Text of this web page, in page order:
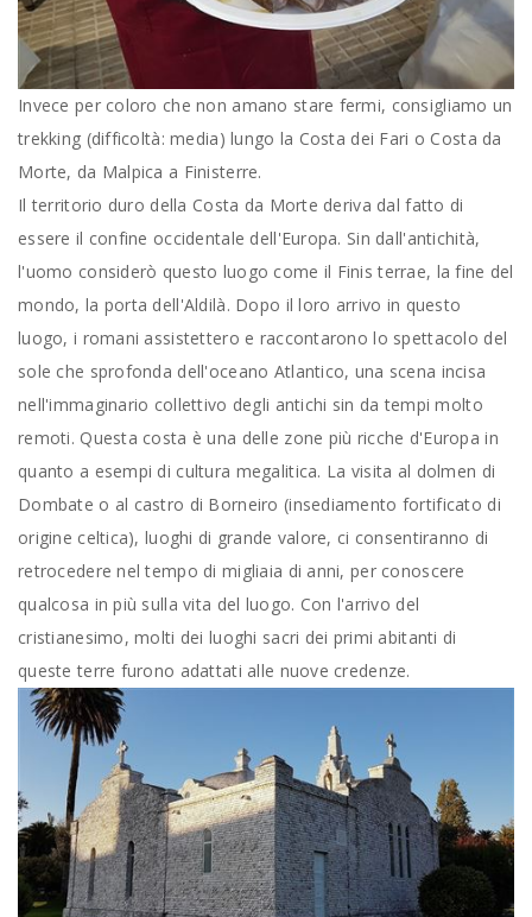
Invece per coloro che non amano stare fermi, consigliamo un
trekking (difficoltà: media) lungo la Costa dei Fari o Costa da
Morte, da Malpica a Finisterre.
Il territorio duro della Costa da Morte deriva dal fatto di
essere il confine occidentale dell'Europa. Sin dall'antichità,
l'uomo considerò questo luogo come il Finis terrae, la fine del
mondo, la porta dell'Aldilà. Dopo il loro arrivo in questo
luogo, i romani assistettero e raccontarono lo spettacolo del
sole che sprofonda dell'oceano Atlantico, una scena incisa
nell'immaginario collettivo degli antichi sin da tempi molto
remoti. Questa costa è una delle zone più ricche d'Europa in
quanto a esempi di cultura megalitica. La visita al dolmen di
Dombate o al castro di Borneiro (insediamento fortificato di
origine celtica), luoghi di grande valore, ci consentiranno di
retrocedere nel tempo di migliaia di anni, per conoscere
qualcosa in più sulla vita del luogo. Con l'arrivo del
cristianesimo, molti dei luoghi sacri dei primi abitanti di
queste terre furono adattati alle nuove credenze.